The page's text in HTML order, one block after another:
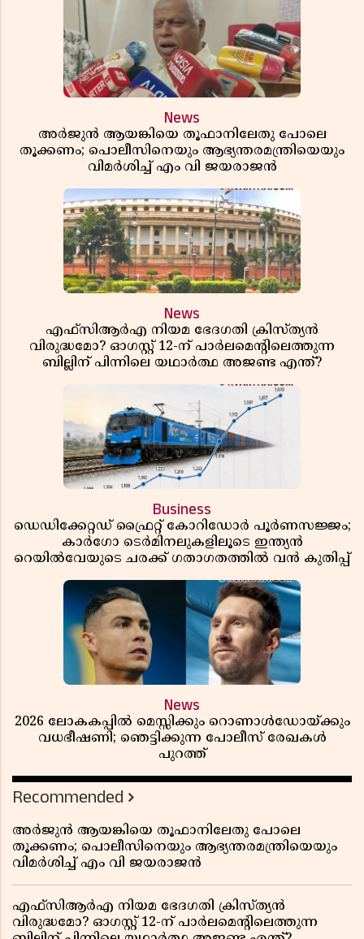
News
അർജുൻ ആയങ്കിയെ തൂഫാനിലേതു പോലെ
തൂക്കണം; പൊലീസിനെയും ആഭ്യന്തരമന്ത്രിയെയും
വിമർശിച്ച് എം വി ജയരാജൻ
News
എഫ്സിആർഎ നിയമ ഭേദഗതി ക്രിസ്ത്യൻ
വിരുദ്ധമോ? ഓഗസ്റ്റ് 12-ന് പാർലമെന്റിലെത്തുന്ന
ബില്ലിന് പിന്നിലെ യഥാർത്ഥ അജണ്ട എന്ത്?
Business
ഡെഡിക്കേറ്റഡ് ഫ്രൈറ്റ് കോറിഡോർ പൂർണസജ്ജം;
കാർഗോ ടെർമിനലുകളിലൂടെ ഇന്ത്യൻ
റെയിൽവേയുടെ ചരക്ക് ഗതാഗതത്തിൽ വൻ കുതിപ്പ്
News
2026 ലോകകപ്പിൽ മെസ്സിക്കും റൊണാൾഡോയ്ക്കും
വധഭീഷണി; ഞെട്ടിക്കുന്ന പോലീസ് രേഖകൾ
പുറത്ത്
Recommended
അർജുൻ ആയങ്കിയെ തൂഫാനിലേതു പോലെ
തൂക്കണം; പൊലീസിനെയും ആഭ്യന്തരമന്ത്രിയെയും
വിമർശിച്ച് എം വി ജയരാജൻ
എഫ്സിആർഎ നിയമ ഭേദഗതി ക്രിസ്ത്യൻ
വിരുദ്ധമോ? ഓഗസ്റ്റ് 12-ന് പാർലമെന്റിലെത്തുന്ന